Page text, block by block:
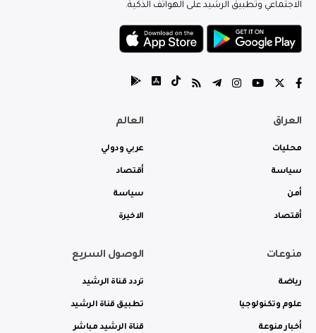
الاجتماعي وتطبيق الرشيد على الهواتف الذكية.
العراق
محليات
سياسة
أمن
أقتصاد
العالم
عربي ودولي
أقتصاد
سياسة
الاخيرة
منوعات
رياضة
علوم وتكنولوجيا
أخبار منوعة
الوصول السريع
تردد قناة الرشيد
تطبيق قناة الرشيد
قناة الرشيد مباشر